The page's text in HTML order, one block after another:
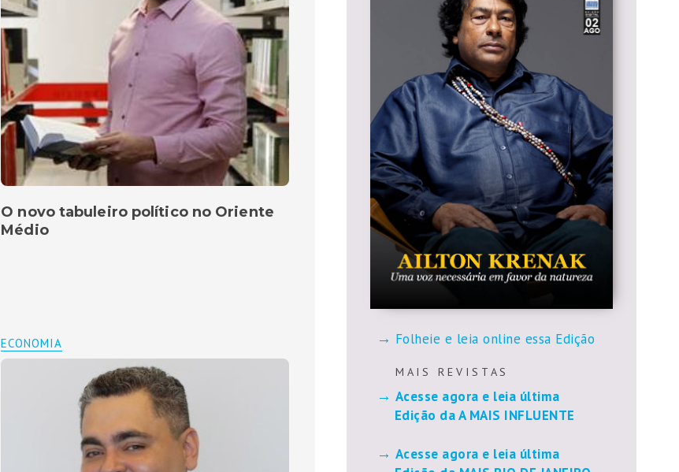
O novo tabuleiro político no Oriente
Médio
ECONOMIA Folheie e leia online essa Edição
M A I S R E V I S T A S
Acesse agora e leia última
Edição da A MAIS INFLUENTE
Acesse agora e leia última